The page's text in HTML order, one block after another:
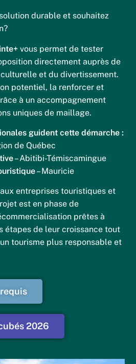
durable et souhaitez
vous permet de tester
directement auprès de
et du divertissement.
potentiel, la renforcer et
à un accompagnement
uniques de maillage.
guident cette démarche :
de Québec
– Abitibi-Témiscamingue
– Mauricie
entreprises touristiques et
est en phase de
prêtes à
étapes de leur croissance tout
tourisme plus responsable et
2026